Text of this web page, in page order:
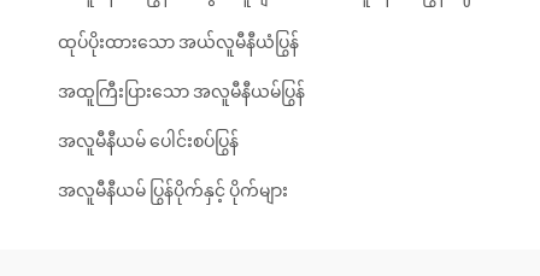
ထုပ်ပိုးထားသော အယ်လူမီနီယံပြွန်
အထူကြီးပြားသော အလူမီနီယမ်ပြွန်
အလူမီနီယမ် ပေါင်းစပ်ပြွန်
အလူမီနီယမ် ပြွန်ပိုက်နှင့် ပိုက်များ